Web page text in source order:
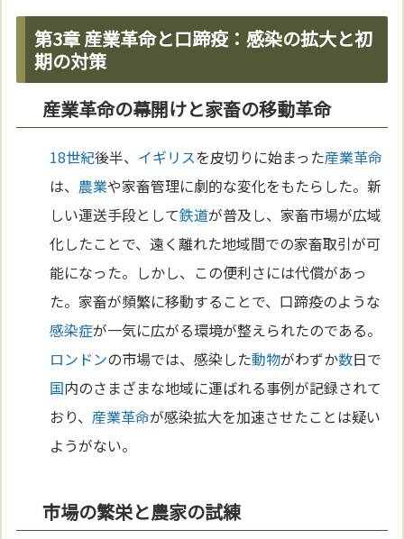
第3章 産業革命と口蹄疫：感染の拡大と初
期の対策
産業革命の幕開けと家畜の移動革命
18世紀後半、 イギリスを皮切りに始まった産業革命
は、 農業や家畜管理に劇的な変化をもたらした。新
しい運送手段として鉄道が普及し、家畜市場が広域
化したことで、遠く離れた地域間での家畜取引が可
能になった。しかし、この便利さには代償があっ
た。家畜が頻繁に移動することで、口蹄疫のような
感染症が一気に広がる環境が整えられたのである。
ロンドンの市場では、感染した動物がわずか数日で
国内のさまざまな地域に運ばれる事例が記録されて
おり、産業革命が感染拡大を加速させたことは疑い
ようがない。
市場の繁栄と農家の試練